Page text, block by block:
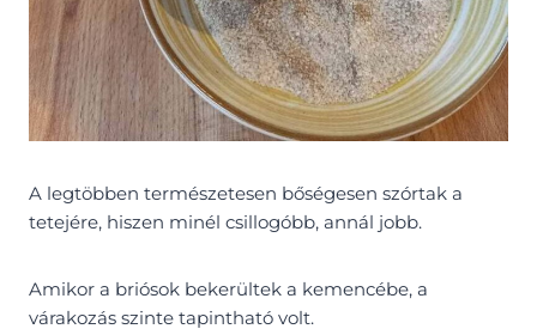
A legtöbben természetesen bőségesen szórtak a
tetejére, hiszen minél csillogóbb, annál jobb.
Amikor a briósok bekerültek a kemencébe, a
várakozás szinte tapintható volt.